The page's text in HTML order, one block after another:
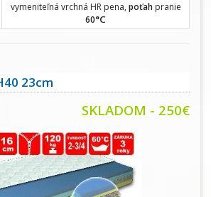
vymeniteľná vrchná HR pena, poťahpranie
60°C
23cm
SKLADOM - 250€